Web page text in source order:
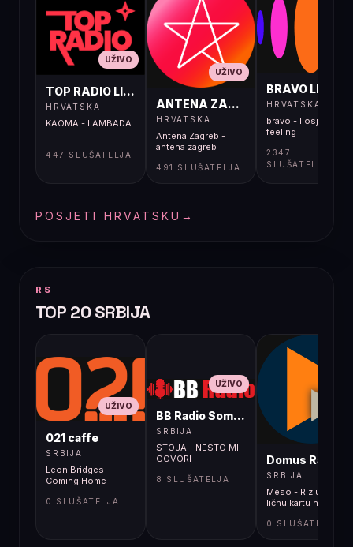
UŽIVO
TOP RADIO LIVE
HRVATSKA
KAOMA - LAMBADA
447 SLUŠATELJA
UŽIVO
ANTENA ZAGREB LIVE
HRVATSKA
Antena Zagreb -
antena zagreb
491 SLUŠATELJA
BRAVO LIVE
HRVATSKA
bravo - I osjećaj i
feeling
2347
SLUŠATELJA
POSJETI HRVATSKU →
RS
TOP 20 SRBIJA
UŽIVO
021 caffe
SRBIJA
Leon Bridges -
Coming Home
0 SLUŠATELJA
UŽIVO
BB Radio Sombor
SRBIJA
STOJA - NESTO MI
GOVORI
8 SLUŠATELJA
Domus Radio
SRBIJA
Meso - Rizlu imaš
ličnu kartu nemaš
0 SLUŠATELJA